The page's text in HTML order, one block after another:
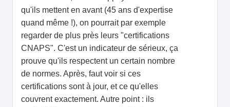
qu'ils mettent en avant (45 ans d'expertise
quand même !), on pourrait par exemple
regarder de plus près leurs "certifications
CNAPS". C'est un indicateur de sérieux, ça
prouve qu'ils respectent un certain nombre
de normes. Après, faut voir si ces
certifications sont à jour, et ce qu'elles
couvrent exactement. Autre point : ils